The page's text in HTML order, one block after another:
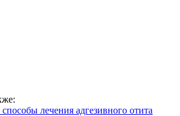
лечения адгезивного отита